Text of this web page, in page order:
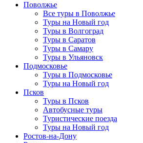
Поволжье
Все туры в Поволжье
Туры на Новый год
Туры в Волгоград
Туры в Саратов
Туры в Самару
Туры в Ульяновск
Подмосковье
Туры в Подмосковье
Туры на Новый год
Псков
Туры в Псков
Автобусные туры
Туристические поезда
Туры на Новый год
Ростов-на-Дону